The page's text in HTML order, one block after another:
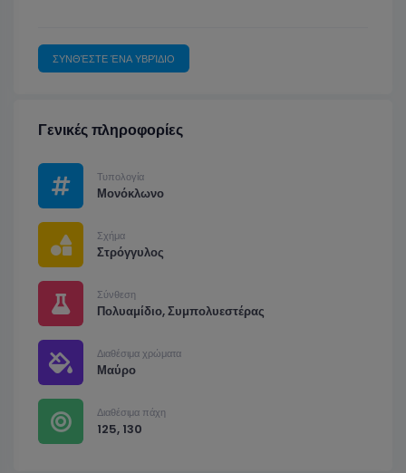
ΣΥΝΘΈΣΤΕ ΈΝΑ ΥΒΡΊΔΙΟ
Γενικές πληροφορίες
Τυπολογία
Μονόκλωνο
Σχήμα
Στρόγγυλος
Σύνθεση
Πολυαμίδιο, Συμπολυεστέρας
Διαθέσιμα χρώματα
Μαύρο
Διαθέσιμα πάχη
125, 130